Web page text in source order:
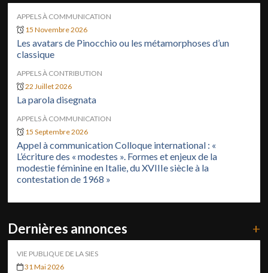
APPELS À COMMUNICATION
15 Novembre 2026
Les avatars de Pinocchio ou les métamorphoses d’un
classique
APPELS À CONTRIBUTION
22 Juillet 2026
La parola disegnata
APPELS À COMMUNICATION
15 Septembre 2026
Appel à communication Colloque international : «
L’écriture des « modestes ». Formes et enjeux de la
modestie féminine en Italie, du XVIIIe siècle à la
contestation de 1968 »
Dernières annonces +
VIE PUBLIQUE DE LA SIES
31 Mai 2026